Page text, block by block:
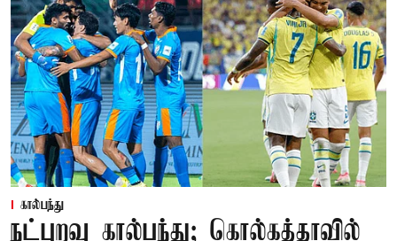
கால்பந்து
நட்புறவு கால்பந்து; கொல்கத்தாவில்